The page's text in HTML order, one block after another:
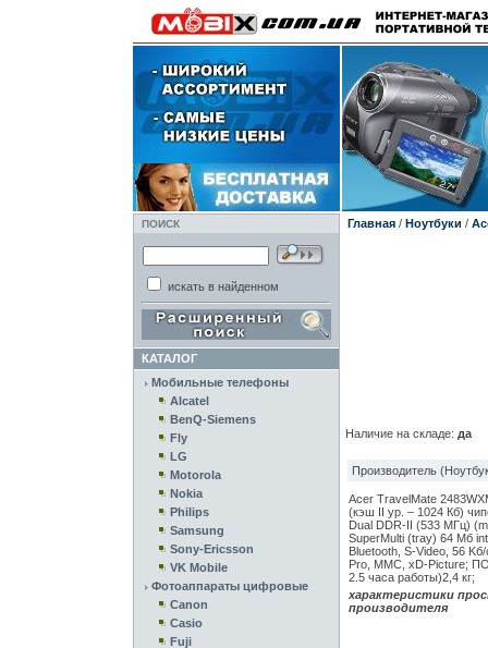
ПОИСК
искать в найденном
КАТАЛОГ
Мобильные телефоны
Alcatel
BenQ-Siemens
Fly
LG
Motorola
Nokia
Philips
Samsung
Sony-Ericsson
VK Mobile
Фотоаппараты цифровые
Canon
Casio
Fuji
Главная/ Ноутбуки /
Наличие на складе: да
Производитель
Acer TravelMate
(кэш II ур. – 1024 Кб)
Dual DDR-II (533 МГц)
SuperMulti (tray) 64 Мб
Bluetooth, S-Video, 56
Pro, MMC, xD-Picture;
2.5 часa работы)2,4 кг;
характеристики
производителя